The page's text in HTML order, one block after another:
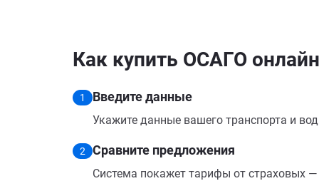
Как купить ОСАГО
1 Введите данные
Укажите данные вашего транспорта и
2 Сравните предложения
Система покажет тарифы от страховых